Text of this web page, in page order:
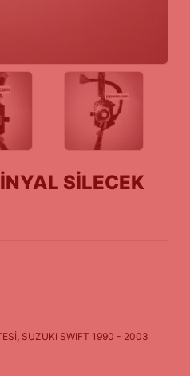
SİLECEK
SUZUKI SWIFT 1990 - 2003